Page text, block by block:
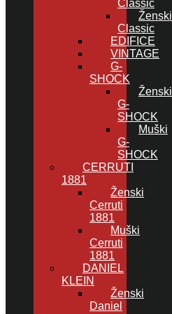
Classic
Ženski
Classic
EDIFICE
VINTAGE
G-
SHOCK
Ženski
G-
SHOCK
Muški
G-
SHOCK
CERRUTI
1881
Ženski
Cerruti
1881
Muški
Cerruti
1881
DANIEL
KLEIN
Ženski
Daniel